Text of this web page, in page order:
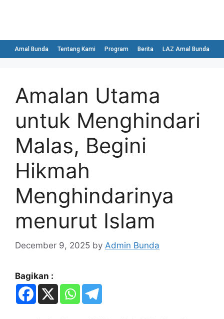
Amal Bunda Tentang Kami Program Berita LAZ Amal Bunda
Amalan Utama
untuk Menghindari
Malas, Begini
Hikmah
Menghindarinya
menurut Islam
December 9, 2025 by Admin Bunda
Bagikan :